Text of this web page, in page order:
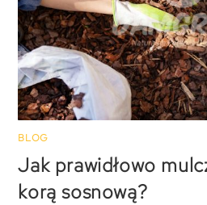
BLOG
Jak prawidłowo
korą sosnową?